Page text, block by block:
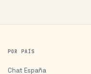
POR PAÍS
Chat España